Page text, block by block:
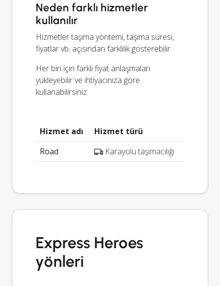
Neden farklı hizmetler
kullanılır
Hizmetler taşıma yöntemi, taşıma süresi,
fiyatlar vb. açısından farklılık gösterebilir.
Her biri için farklı fiyat anlaşmaları
yükleyebilir ve ihtiyacınıza göre
kullanabilirsiniz.
Hizmet adı
Hizmet türü
Road
Karayolu taşımacılığı
Express Heroes
yönleri